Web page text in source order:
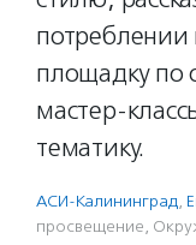
потреблении
площадку по
мастер-
тематику.
АСИ-Калининград,
просвещение,